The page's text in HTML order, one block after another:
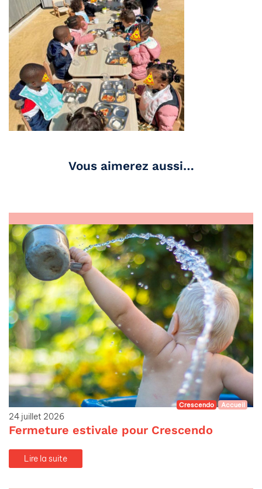
Vous aimerez aussi…
Crescendo Accueil
24 juillet 2026
Fermeture estivale pour Crescendo
Lire la suite